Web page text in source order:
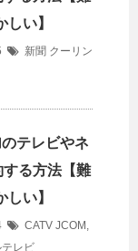
い】
新聞 クーリン
テレビやネ
する方法【難
い】
CATV JCOM ,
レビ